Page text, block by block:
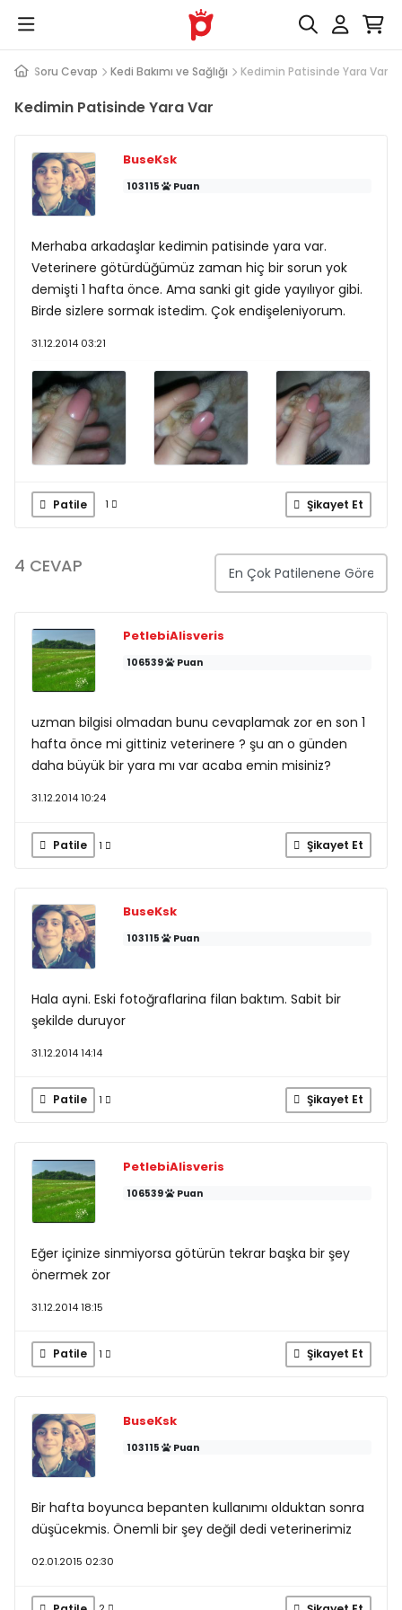
Soru Cevap Kedi Bakımı ve Sağlığı Kedimin Patisinde Yara Var
Kedimin Patisinde Yara Var
BuseKsk
103115 Puan
Merhaba arkadaşlar kedimin patisinde yara var.
Veterinere götürdüğümüz zaman hiç bir sorun yok
demişti 1 hafta önce. Ama sanki git gide yayılıyor gibi.
Birde sizlere sormak istedim. Çok endişeleniyorum.
31.12.2014 03:21
Patile 1 Şikayet Et
4 CEVAP
PetlebiAlisveris
106539 Puan
uzman bilgisi olmadan bunu cevaplamak zor en son 1
hafta önce mi gittiniz veterinere ? şu an o günden
daha büyük bir yara mı var acaba emin misiniz?
31.12.2014 10:24
Patile 1 Şikayet Et
BuseKsk
103115 Puan
Hala ayni. Eski fotoğraflarina filan baktım. Sabit bir
şekilde duruyor
31.12.2014 14:14
Patile 1 Şikayet Et
PetlebiAlisveris
106539 Puan
Eğer içinize sinmiyorsa götürün tekrar başka bir şey
önermek zor
31.12.2014 18:15
Patile 1 Şikayet Et
BuseKsk
103115 Puan
Bir hafta boyunca bepanten kullanımı olduktan sonra
düşücekmis. Önemli bir şey değil dedi veterinerimiz
02.01.2015 02:30